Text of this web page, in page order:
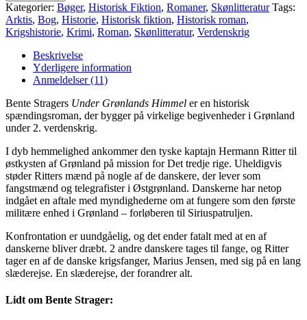
Kategorier: Bøger, Historisk Fiktion, Romaner, Skønlitteratur Tags:
Arktis, Bog, Historie, Historisk fiktion, Historisk roman,
Krigshistorie, Krimi, Roman, Skønlitteratur, Verdenskrig
Beskrivelse
Yderligere information
Anmeldelser (11)
Bente Stragers Under Grønlands Himmel er en historisk
spændingsroman, derbygger på virkelige begivenheder i Grønland
under 2. verdenskrig.
I dyb hemmelighed ankommer den tyske kaptajn Hermann Ritter til
østkysten af Grønland på mission for Det tredje rige. Uheldigvis
støder Ritters mænd på nogle af de danskere, der lever som
fangstmænd og telegrafister i Østgrønland. Danskerne har netop
indgået en aftale med myndighederne om at fungere som den første
militære enhed i Grønland – forløberen til Siriuspatruljen.
Konfrontation er uundgåelig, og det ender fatalt med at en af
danskerne bliver dræbt. 2 andre danskere tages til fange, og Ritter
tager en af de danske krigsfanger, Marius Jensen, med sig på en lang
slæderejse. En slæderejse, der forandrer alt.
Lidt om Bente Strager: